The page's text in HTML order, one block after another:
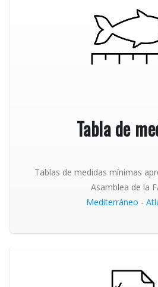
Tabla de
Tablas de medidas mínimas
Asamblea de la
Mediterráneo -